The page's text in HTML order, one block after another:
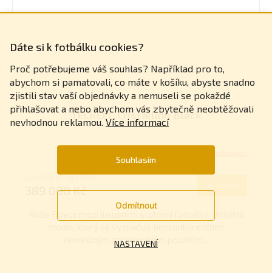
Dáte si k fotbálku cookies?
Proč potřebujeme váš souhlas? Například pro to,
abychom si pamatovali, co máte v košíku, abyste snadno
zjistili stav vaší objednávky a nemuseli se pokaždé
přihlašovat a nebo abychom vás zbytečně neobtěžovali
nevhodnou reklamou. Více informací
Souhlasím
NASTAVENÍ
Odmítnout
TECKELL Cristallino Black
321 488 Kč bez DPH
389 000 Kč
řemeslným zpracováním, použitím...